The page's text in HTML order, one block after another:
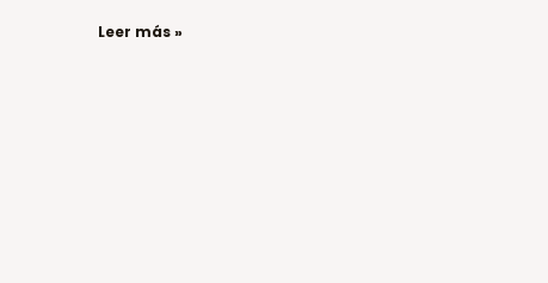
Leer más »